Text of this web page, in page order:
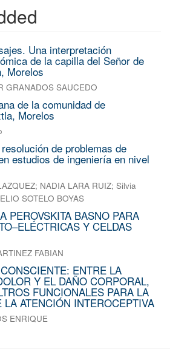
Una interpretación
de la capilla del Señor de
Morelos
GRANADOS SAUCEDO
de la comunidad de
Morelos
de problemas de
estudios de ingeniería en nivel
; NADIA LARA RUIZ; Silvia
SOTELO BOYAS
PEROVSKITA BASNO PARA
Y CELDAS
FABIAN
ENTRE LA
Y EL DAÑO CORPORAL,
FUNCIONALES PARA LA
LA ATENCIÓN INTEROCEPTIVA
ENRIQUE